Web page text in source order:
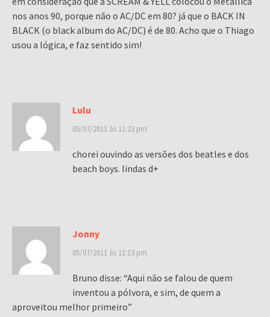
nos anos 90, porque não o AC/DC em 80? já que o BACK IN
BLACK (o black album do AC/DC) é de 80. Acho que o Thiago
usou a lógica, e faz sentido sim!
Lulu
05/07/2011 às 11:23 pm
chorei ouvindo as versões dos beatles e dos
beach boys. lindas d+
Jonny
05/07/2011 às 11:13 pm
Bruno disse: “Aqui não se falou de quem
inventou a pólvora, e sim, de quem a
aproveitou melhor primeiro”